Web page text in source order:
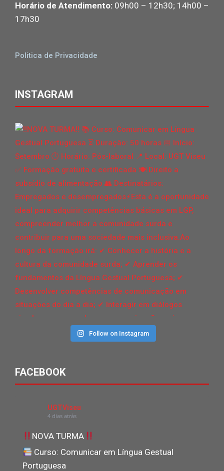
Horário de Atendimento: 09h00 – 12h30; 14h00 –
17h30
Politica de Privacidade
INSTAGRAM
Follow on Instagram
FACEBOOK
UGTViseu
4 dias atrás
NOVA TURMA
Curso: Comunicar em Língua Gestual
Portuguesa